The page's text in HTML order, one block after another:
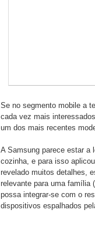
Se no segmento mobile a
cada vez mais
um dos mais recentes
A Samsung parece estar a
cozinha, e para isso
revelado muitos detalhes,
relevante para uma família
possa integrar-se com o
dispositivos espalhados